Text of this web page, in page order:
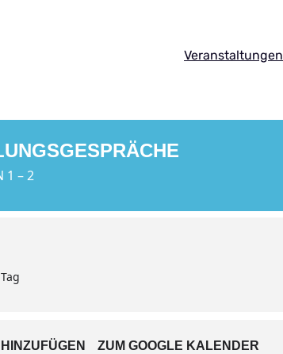
Veranstaltungen
1 – 2
ZUM GOOGLE KALENDER